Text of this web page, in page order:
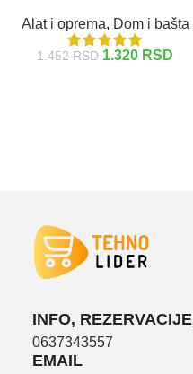
Alat i oprema, Dom i bašta
1.452RSD 1.320 RSD
INFO,
0637343557
EMAIL